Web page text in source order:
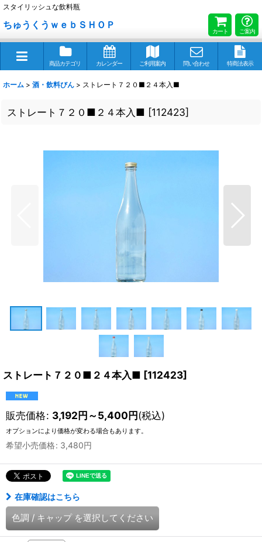
スタイリッシュな飲料瓶
ちゅうくうｗｅｂＳＨＯＰ
カート ご案内
商品カテゴリ カレンダー ご利用案内 問い合わせ 特商法表示
ホーム > 酒・飲料びん > ストレート７２０■２４本入■
ストレート７２０■２４本入■ [112423]
ストレート７２０■２４本入■ [112423]
販売価格: 3,192円～5,400円(税込)
オプションにより価格が変わる場合もあります。
希望小売価格: 3,480円
在庫確認はこちら
色調 / キャップ を選択してください